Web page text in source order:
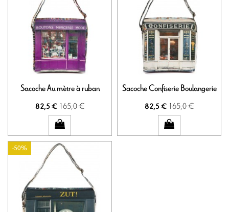
Sacoche Au mètre à ruban
82,5 €165,0 €
Sacoche Confiserie Boulangerie
82,5 €165,0 €
-50%